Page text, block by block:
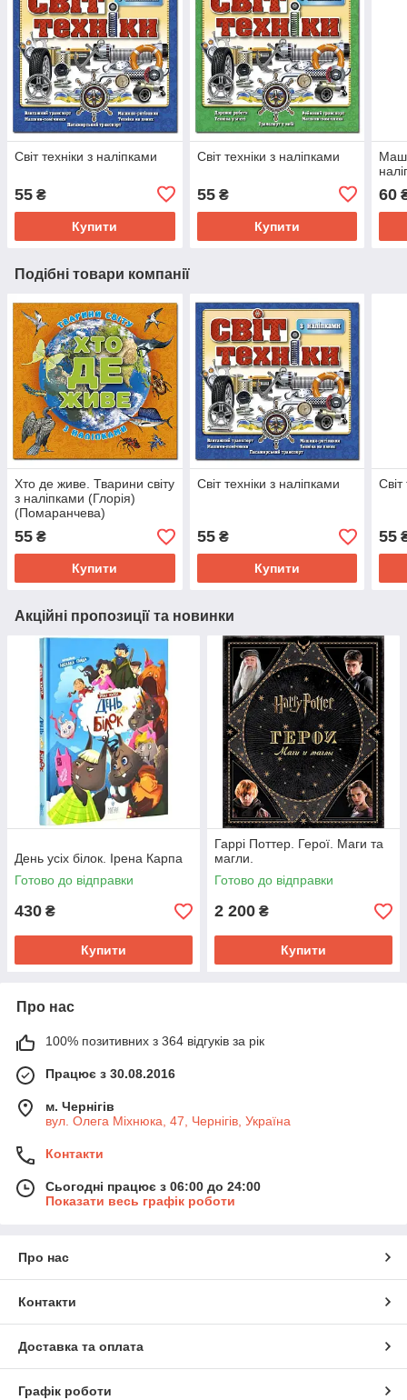
Світ техніки з наліпками
55 ₴
Купити
Світ техніки з наліпками
55₴
Купити
60
Подібні товари компанії
Хто де живе. Тварини світу
з наліпками (Глорія)
(Помаранчева)
55 ₴
Купити
Світ техніки з наліпками
55₴
Купити
55
Акційні пропозиції та новинки
День усіх білок. Ірена Карпа
Готово до відправки
430 ₴
Купити
Гаррі Поттер. Герої. Маги та
магли.
Готово до відправки
2 200 ₴
Купити
Про нас
100% позитивних з 364 відгуків за рік
Працює з 30.08.2016
м. Чернігів
вул. Олега Міхнюка, 47, Чернігів, Україна
Контакти
Сьогодні працює з 06:00 до 24:00
Показати весь графік роботи
Про нас
Контакти
Доставка та оплата
Графік роботи